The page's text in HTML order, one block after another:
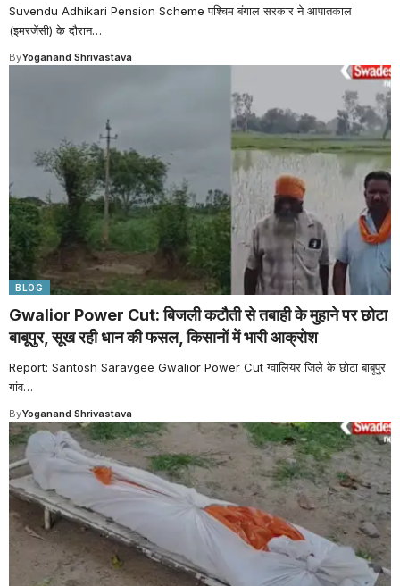
Suvendu Adhikari Pension Scheme पश्चिम बंगाल सरकार ने आपातकाल
(इमरजेंसी) के दौरान…
ByYoganand Shrivastava
BLOG
Gwalior Power Cut: बिजली कटौती से तबाही के मुहाने पर छोटा
बाबूपुर, सूख रही धान की फसल, किसानों में भारी आक्रोश
Report: Santosh Saravgee Gwalior Power Cut ग्वालियर जिले के छोटा बाबूपुर
गांव…
ByYoganand Shrivastava